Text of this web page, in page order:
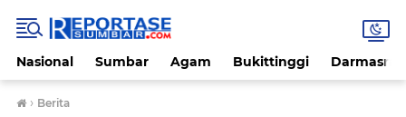
Nasional Sumbar Agam Bukittinggi
› Berita